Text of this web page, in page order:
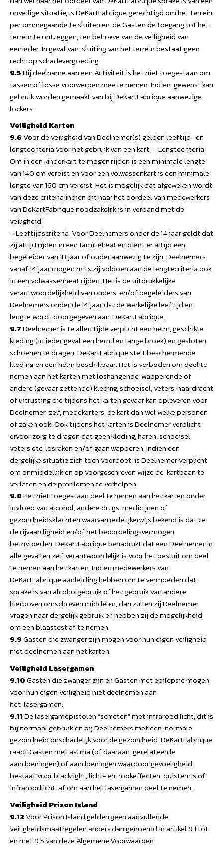
onveilige situatie, is DeKartFabrique gerechtigd om het terrein
per ommegaande te sluiten en de Gasten de toegang tot het
terrein te ontzeggen, ten behoeve van de veiligheid van
eenieder. In geval van sluiting van het terrein bestaat geen
recht op schadevergoeding.
9.5Bij deelname aan een Activiteit is het niet toegestaan om
tassen of losse voorwerpen mee te nemen. Indien gewenst kan
gebruik worden gemaakt van bij DeKartFabrique aanwezige
lockers.
Veiligheid Karten
9.6 Voor de veiligheid van Deelnemer(s) gelden leeftijd- en
lengtecriteria voor het gebruik van een kart. – Lengtecriteria:
Om in een kinderkart te mogen rijden is een minimale lengte
van 140 cm vereist en voor een volwassenkart is een minimale
lengte van 160 cm vereist. Het is mogelijk dat afgeweken wordt
van deze criteria indien dit naar het oordeel van medewerkers
van DeKartFabrique noodzakelijk is in verband met de
veiligheid.
– Leeftijdscriteria: Voor Deelnemers onder de 14 jaar geldt dat
zij altijd rijden in een familieheat en dient er altijd een
begeleider van 18 jaar of ouder aanwezig te zijn. Deelnemers
vanaf 14 jaar mogen mits zij voldoen aan de lengtecriteria ook
in een volwassenheat rijden. Het is de uitdrukkelijke
verantwoordelijkheid van ouders en/of begeleiders van
Deelnemers onder de 14 jaar dat de werkelijke leeftijd en
lengte wordt doorgegeven aan DeKartFabrique.
9.7Deelnemer is te allen tijde verplicht een helm, geschikte
kleding (in ieder geval een hemd en lange broek) en gesloten
schoenen te dragen. DeKartFabrique stelt beschermende
kleding en een helm beschikbaar. Het is verboden om deel te
nemen aan het karten met loshangende, wapperende of
andere (gevaar zettende) kleding, schoeisel, veters, haardracht
of uitrusting die tijdens het karten gevaar kan opleveren voor
Deelnemer zelf, medekarters, de kart dan wel welke personen
of zaken ook. Ook tijdens het karten is Deelnemer verplicht
ervoor zorg te dragen dat geen kleding, haren, schoeisel,
veters etc. losraken en/of gaan wapperen. Indien een
dergelijke situatie zich toch voordoet, is Deelnemer verplicht
om onmiddellijk en op voorgeschreven wijze de kartbaan te
verlaten en de problemen te verhelpen.
9.8Het niet toegestaan deel te nemen aan het karten onder
invloed van alcohol, andere drugs, medicijnen of
gezondheidsklachten waarvan redelijkerwijs bekend is dat ze
de rijvaardigheid en/of het beoordelingsvermogen
beïnvloeden. DeKartFabrique benadrukt dat een Deelnemer in
alle gevallen zelf verantwoordelijk is voor het besluit om deel
te nemen aan het karten. Indien medewerkers van
DeKartFabrique aanleiding hebben om te vermoeden dat
sprake is van alcoholgebruik of het gebruik van andere
hierboven omschreven middelen, dan zullen zij Deelnemer
vragen naar dergelijk gebruik en hebben zij de mogelijkheid
om een blaastest af te nemen.
9.9Gasten die zwanger zijn mogen voor hun eigen veiligheid
niet deelnemen aan het karten.
Veiligheid Lasergamen
9.10Gasten die zwanger zijn en Gasten met epilepsie mogen
voor hun eigen veiligheid niet deelnemen aan
het lasergamen.
9.11De lasergamepistolen “schieten” met infrarood licht, dit is
bij normaal gebruik en bij Deelnemers met een normale
gezondheid onschadelijk voor de gezondheid. DeKartFabrique
raadt Gasten met astma (of daaraan gerelateerde
aandoeningen) of aandoeningen waardoor gevoeligheid
bestaat voor blacklight, licht- en rookeffecten, duisternis of
infraroodlicht, af om aan het lasergamen deel te nemen.
Veiligheid Prison Island
9.12 Voor Prison Island gelden geen aanvullende
veiligheidsmaatregelen anders dan genoemd in artikel 9.1 tot
en met 9.5 van deze Algemene Voorwaarden.